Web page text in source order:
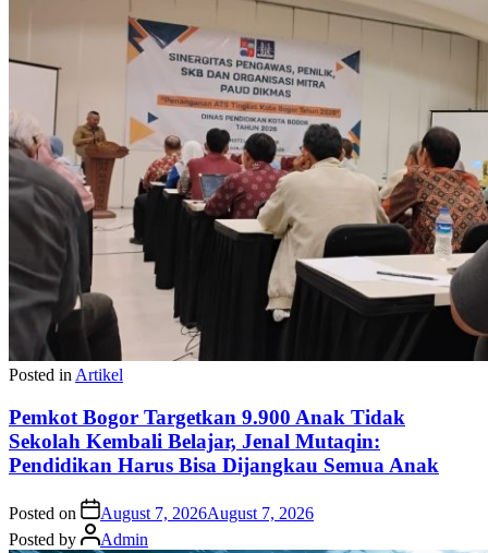
Posted in Artikel
Pemkot Bogor Targetkan 9.900 Anak Tidak
Sekolah Kembali Belajar, Jenal Mutaqin:
Pendidikan Harus Bisa Dijangkau Semua Anak
Posted on August 7, 2026August 7, 2026
Posted by
Admin